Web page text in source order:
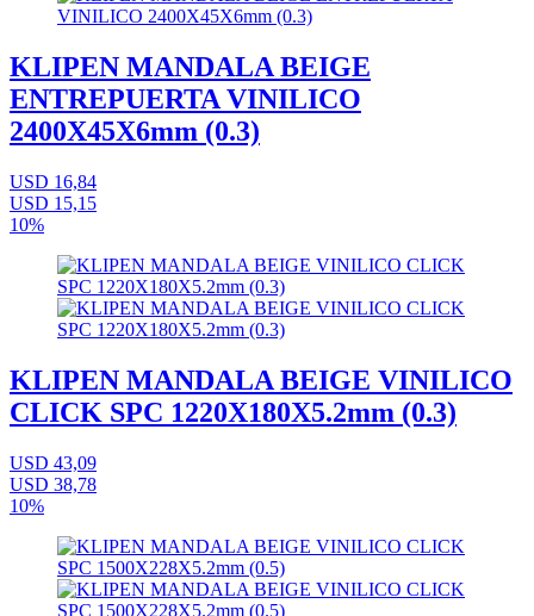
KLIPEN MANDALA BEIGE
ENTREPUERTA VINILICO
2400X45X6mm (0.3)
USD 16,84
USD 15,15
10%
KLIPEN MANDALA BEIGE VINILICO
CLICK SPC 1220X180X5.2mm (0.3)
USD 43,09
USD 38,78
10%